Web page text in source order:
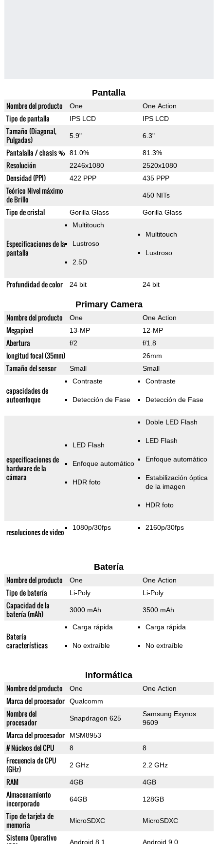
Pantalla
Nombre del producto One One Action
Tipo de pantalla IPS LCD IPS LCD
Tamaño (Diagonal,
Pulgadas)
5.9" 6.3"
Pantalalla / chasis % 81.0% 81.3%
Resolución 2246x1080 2520x1080
Densidad (PPI) 422 PPP 435 PPP
Teórico Nivel máximo
de Brillo
450 NITs
Tipo de cristal Gorilla Glass Gorilla Glass
Especificaciones de la
pantalla
Multitouch
Lustroso
2.5D
Multitouch
Lustroso
Profundidad de color 24 bit 24 bit
Primary Camera
Nombre del producto One One Action
Megapixel 13-MP 12-MP
Abertura f/2 f/1.8
longitud focal (35mm) 26mm
Tamaño del sensor Small Small
capacidades de
autoenfoque
Contraste
Detección de Fase
Contraste
Detección de Fase
especificaciones de
hardware de la
cámara
LED Flash
Enfoque automático
HDR foto
Doble LED Flash
LED Flash
Enfoque automático
Estabilización óptica
de la imagen
HDR foto
resoluciones de video 1080p/30fps 2160p/30fps
Batería
Nombre del producto One One Action
Tipo de batería Li-Poly Li-Poly
Capacidad de la
batería (mAh)
3000 mAh 3500 mAh
Batería
características
Carga rápida
No extraíble
Carga rápida
No extraíble
Informática
Nombre del producto One One Action
Marca del procesador Qualcomm
Nombre del
procesador
Snapdragon 625
Samsung Exynos
9609
Marca del procesador MSM8953
# Núcleos del CPU 8 8
Frecuencia de CPU
(GHz)
2 GHz 2.2 GHz
RAM 4GB 4GB
Almacenamiento
incorporado
64GB 128GB
Tipo de tarjeta de
memoria
MicroSDXC MicroSDXC
Sistema Operativo
Android 8.1 Android 9.0